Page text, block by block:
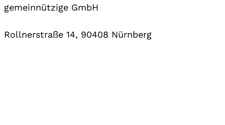
gemeinnützige GmbH
Rollnerstraße 14, 90408 Nürnberg